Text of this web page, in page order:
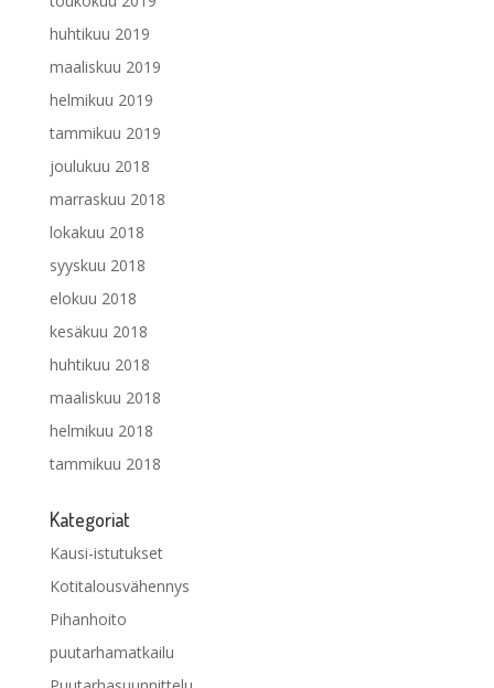
huhtikuu 2019
maaliskuu 2019
helmikuu 2019
tammikuu 2019
joulukuu 2018
marraskuu 2018
lokakuu 2018
syyskuu 2018
elokuu 2018
kesäkuu 2018
huhtikuu 2018
maaliskuu 2018
helmikuu 2018
tammikuu 2018
Kategoriat
Kausi-istutukset
Kotitalousvähennys
Pihanhoito
puutarhamatkailu